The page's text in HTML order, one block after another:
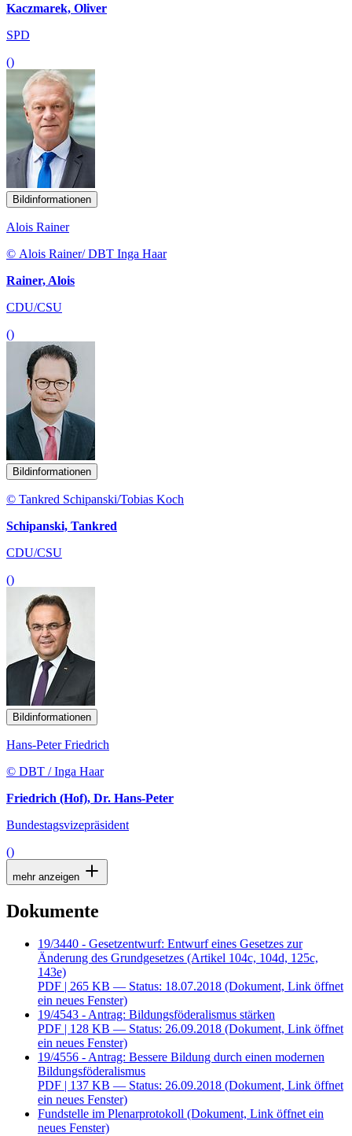
Kaczmarek, Oliver
SPD
()
Bildinformationen
Alois Rainer
© Alois Rainer/ DBT Inga Haar
Rainer, Alois
CDU/CSU
()
Bildinformationen
© Tankred Schipanski/Tobias Koch
Schipanski, Tankred
CDU/CSU
()
Bildinformationen
Hans-Peter Friedrich
© DBT / Inga Haar
Friedrich (Hof), Dr. Hans-Peter
Bundestagsvizepräsident
()
mehr anzeigen
Dokumente
19/3440 - Gesetzentwurf: Entwurf eines Gesetzes zur
Änderung des Grundgesetzes (Artikel 104c, 104d, 125c,
143e)
PDF | 265 KB — Status: 18.07.2018 (Dokument, Link öffnet
ein neues Fenster)
19/4543 - Antrag: Bildungsföderalismus stärken
PDF | 128 KB — Status: 26.09.2018 (Dokument, Link öffnet
ein neues Fenster)
19/4556 - Antrag: Bessere Bildung durch einen modernen
Bildungsföderalismus
PDF | 137 KB — Status: 26.09.2018 (Dokument, Link öffnet
ein neues Fenster)
Fundstelle im Plenarprotokoll (Dokument, Link öffnet ein
neues Fenster)